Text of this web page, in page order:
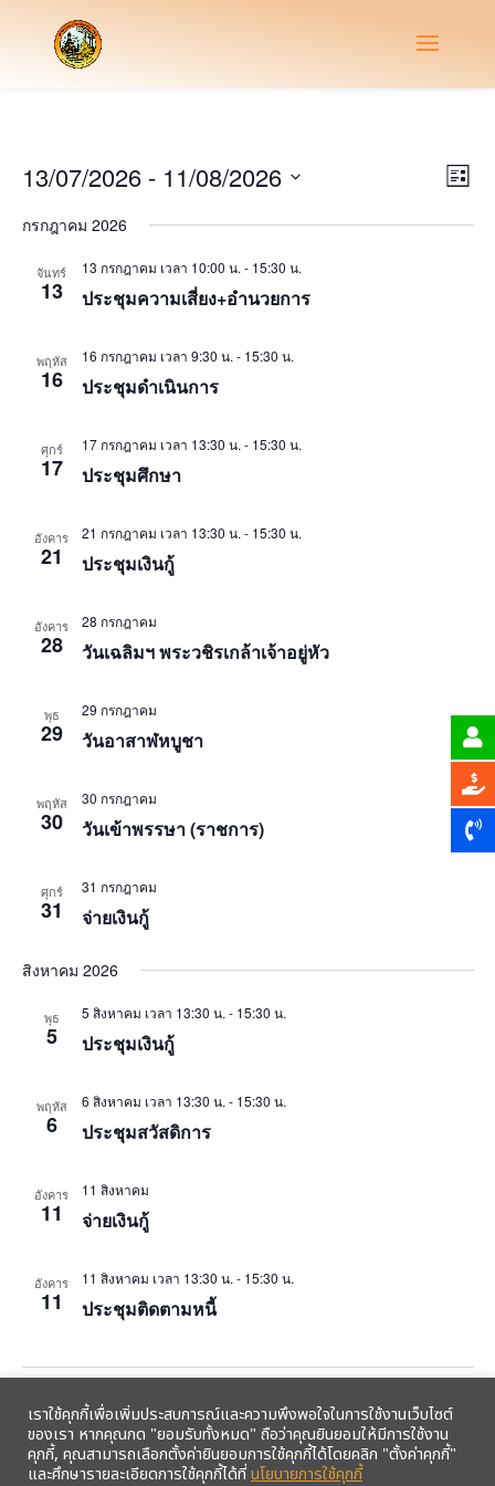
List
13/07/2026 - 11/08/2026
date.
กรกฎาคม 2026
จันทร์
13
13 กรกฎาคม เวลา 10:00 น. - 15:30 น.
ประชุมความเสี่ยง+อำนวยการ
พฤหัส
16
16 กรกฎาคม เวลา 9:30 น. - 15:30 น.
ประชุมดำเนินการ
ศุกร์
17
17 กรกฎาคม เวลา 13:30 น. - 15:30 น.
ประชุมศึกษา
อังคาร
21
21 กรกฎาคม เวลา 13:30 น. - 15:30 น.
ประชุมเงินกู้
อังคาร
28
28 กรกฎาคม
วันเฉลิมฯ พระวชิรเกล้าเจ้าอยู่หัว
พุธ
29
29 กรกฎาคม
วันอาสาฬหบูชา
พฤหัส
30
30 กรกฎาคม
วันเข้าพรรษา (ราชการ)
ศุกร์
31
31 กรกฎาคม
จ่ายเงินกู้
สิงหาคม 2026
พุธ
5
5 สิงหาคม เวลา 13:30 น. - 15:30 น.
ประชุมเงินกู้
พฤหัส
6
6 สิงหาคม เวลา 13:30 น. - 15:30 น.
ประชุมสวัสดิการ
อังคาร
11
11 สิงหาคม
จ่ายเงินกู้
อังคาร
11
11 สิงหาคม เวลา 13:30 น. - 15:30 น.
ประชุมติดตามหนี้
Previous Events Next
Export Events
เราใช้คุกกี้เพื่อเพิ่มประสบการณ์และความพึงพอใจในการใช้งานเว็บไซต์
ของเรา หากคุณกด "ยอมรับทั้งหมด" ถือว่าคุณยินยอมให้มีการใช้งาน
คุกกี้, คุณสามารถเลือกตั้งค่ายินยอมการใช้คุกกี้ได้โดยคลิก "ตั้งค่าคุกกี้"
และศึกษารายละเอียดการใช้คุกกี้ได้ที่นโยบายการใช้คุกกี้